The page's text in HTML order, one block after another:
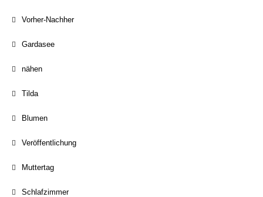
Vorher-Nachher
Gardasee
nähen
Tilda
Blumen
Veröffentlichung
Muttertag
Schlafzimmer